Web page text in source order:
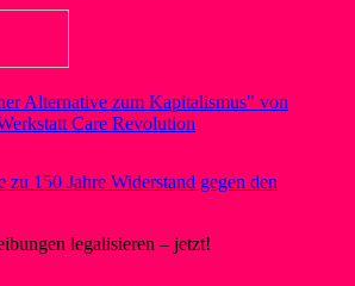
Alternative zum Kapitalismus" von
Care Revolution
legalisieren – jetzt!